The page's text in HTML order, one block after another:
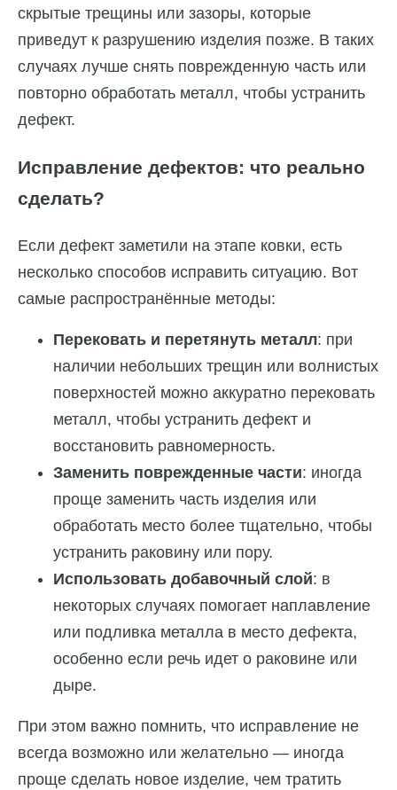
скрытые трещины или зазоры, которые
приведут к разрушению изделия позже. В таких
случаях лучше снять поврежденную часть или
повторно обработать металл, чтобы устранить
дефект.
Исправление дефектов: что реально
сделать?
Если дефект заметили на этапе ковки, есть
несколько способов исправить ситуацию. Вот
самые распространённые методы:
Перековать и перетянуть металл: при
наличии небольших трещин или волнистых
поверхностей можно аккуратно перековать
металл, чтобы устранить дефект и
восстановить равномерность.
Заменить поврежденные части: иногда
проще заменить часть изделия или
обработать место более тщательно, чтобы
устранить раковину или пору.
Использовать добавочный слой: в
некоторых случаях помогает наплавление
или подливка металла в место дефекта,
особенно если речь идет о раковине или
дыре.
При этом важно помнить, что исправление не
всегда возможно или желательно — иногда
проще сделать новое изделие, чем тратить